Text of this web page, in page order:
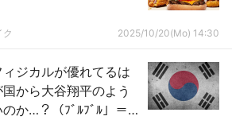
2025/10/20(Mo) 14:30
ジカルが優れてるは
から大谷翔平のよう
か…？（ﾌﾞﾙﾌﾞﾙ」＝韓